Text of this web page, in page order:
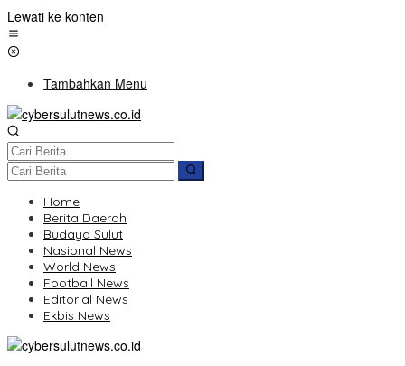
Lewati ke konten
Tambahkan Menu
Home
Berita Daerah
Budaya Sulut
Nasional News
World News
Football News
Editorial News
Ekbis News